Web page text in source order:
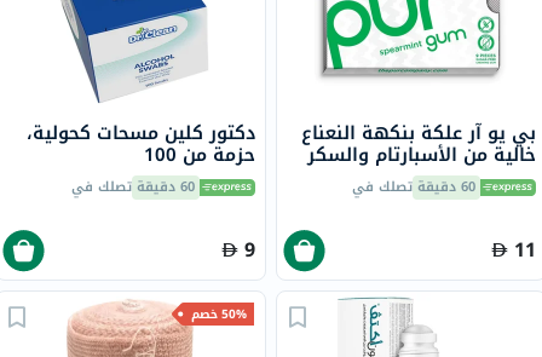
بي يو آر علكة بنكهة النعناع
خالية من الأسبارتام والسكر
مع إكسيليتول، 9 قطع
60 دقيقة تصلك في
11
دكتور كلين مسحات كحولية،
حزمة من 100
60 دقيقة تصلك في
9
50% خصم